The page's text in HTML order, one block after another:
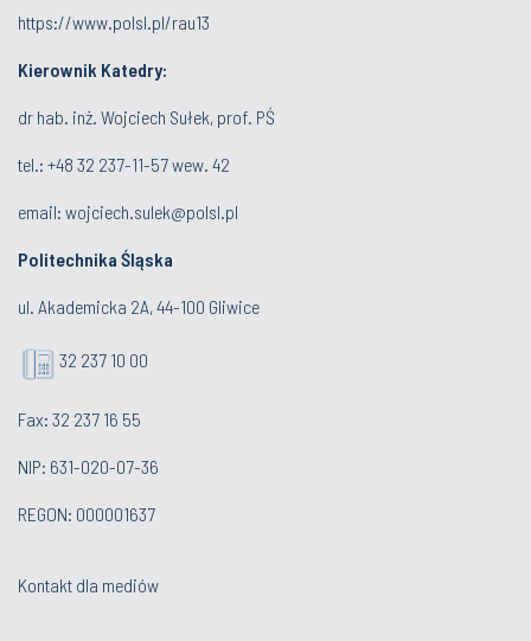
https://www.polsl.pl/rau13
Kierownik Katedry:
dr hab. inż. Wojciech Sułek, prof. PŚ
tel.: +48 32 237-11-57 wew. 42
email: wojciech.sulek@polsl.pl
Politechnika Śląska
ul. Akademicka 2A, 44-100 Gliwice
32 237 10 00
Fax: 32 237 16 55
NIP: 631-020-07-36
REGON: 000001637
Kontakt dla mediów